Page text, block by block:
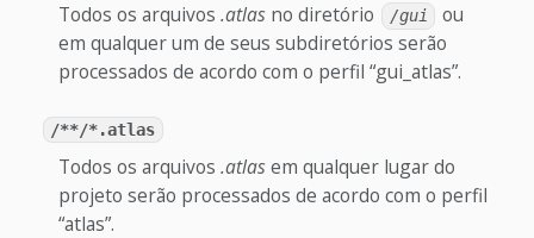
Todos os arquivos.atlas no diretório /gui
ou
em qualquer um de seus subdiretórios serão
processados de acordo com o perfil “gui_atlas”.
/**/*.atlas
Todos os arquivos.atlasem qualquer lugar do
projeto serão processados de acordo com o perfil
“atlas”.